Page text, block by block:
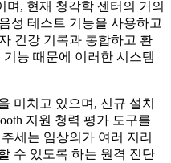
, 현재 청각학 센터의 거의
성 테스트 기능을 사용하고
건강 기록과 통합하고 환
능 때문에 이러한 시스템
미치고 있으며, 신규 설치
지원 청력 평가 도구를
세는 임상의가 여러 지리
수 있도록 하는 원격 진단